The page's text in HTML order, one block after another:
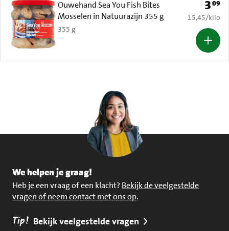
Ouwehand Sea You Fish Bites
Mosselen in Natuurazijn 355 g
355 g
Prijs:
309
€ 15,45 per
15,45/kilo
We helpen je graag!
Heb je een vraag of een klacht? Bekijk de veelgestelde
vragen of neem contact met ons op.
Tip! Bekijk veelgestelde vragen